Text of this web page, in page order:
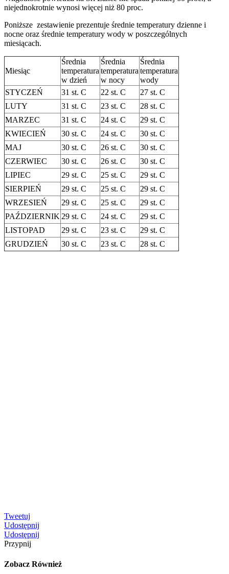
niejednokrotnie wynosi więcej niż 80 proc.
Poniższe zestawienie prezentuje średnie temperatury dzienne i
nocne oraz średnie temperatury wody w poszczególnych
miesiącach.
Miesiąc
Średnia
temperatura
w dzień
Średnia
temperatura
w nocy
Średnia
temperatura
wody
STYCZEŃ
31 st. C 22 st. C
27 st. C
LUTY
31 st. C 23 st. C
28 st. C
MARZEC
31 st. C 24 st. C
29 st. C
KWIECIEŃ
30 st. C 24 st. C
30 st. C
MAJ
30 st. C 26 st. C
30 st. C
CZERWIEC
30 st. C 26 st. C
30 st. C
LIPIEC
29 st. C 25 st. C
29 st. C
SIERPIEŃ
29 st. C 25 st. C
29 st. C
WRZESIEŃ
29 st. C 25 st. C
29 st. C
PAŹDZIERNIK 29 st. C 24 st. C
29 st. C
LISTOPAD
29 st. C 23 st. C
29 st. C
GRUDZIEŃ
30 st. C 23 st. C 28 st. C
Tweetuj
Udostępnij
Udostępnij
Przypnij
Zobacz Również